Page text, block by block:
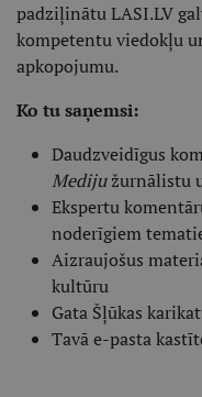
padziļinātu LASI.LV
kompetentu viedokļu
apkopojumu.
Ko tu saņemsi:
Daudzveidīgus
Medijužurnālistu
Ekspertu
noderīgiem
Aizraujošus
kultūru
Gata Šļūkas
Tavā e-pasta